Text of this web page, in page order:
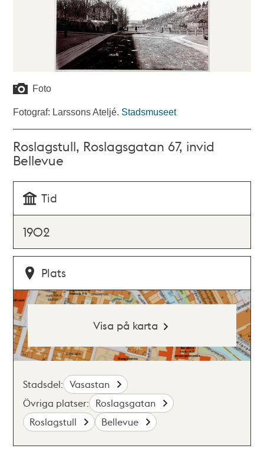
Foto
Fotograf: Larssons Ateljé. Stadsmuseet
Roslagstull, Roslagsgatan 67, invid
Bellevue
Tid
1902
Plats
Visa på karta
Stadsdel: Vasastan
Övriga platser: Roslagsgatan
Roslagstull
Bellevue